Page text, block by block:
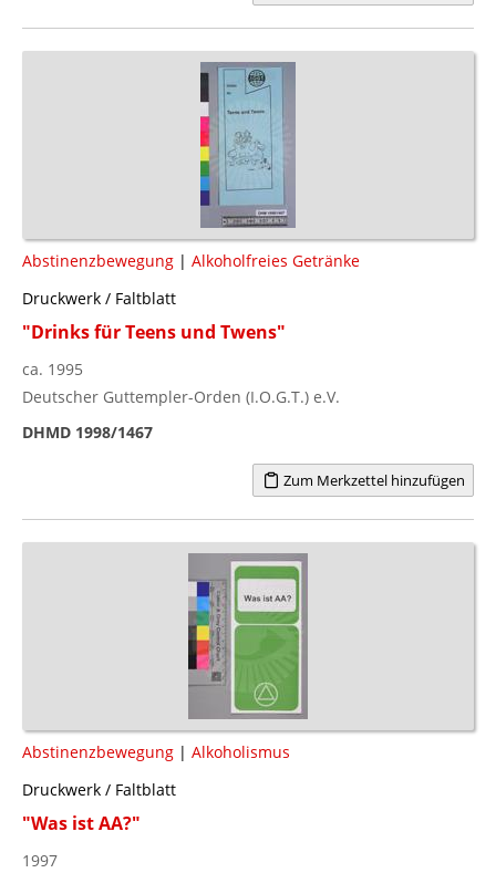
Abstinenzbewegung | Alkoholfreies Getränke
Druckwerk / Faltblatt
"Drinks für Teens und Twens"
ca. 1995
Deutscher Guttempler-Orden (I.O.G.T.) e.V.
DHMD 1998/1467
Zum Merkzettel hinzufügen
Abstinenzbewegung | Alkoholismus
Druckwerk / Faltblatt
"Was ist AA?"
1997